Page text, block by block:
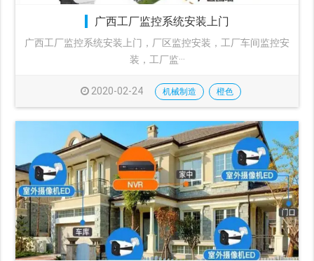
广西工厂监控系统安装上门
广西工厂监控系统安装上门，厂区监控安装，工厂车间监控安
装，工厂监···
2020-02-24 机械制造 橙色